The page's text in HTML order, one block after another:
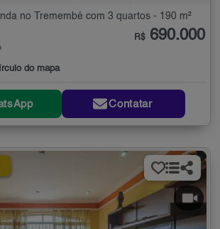
no Tremembé com 3 quartos - 190 m²
do mapa
R$ 690.000
Contatar